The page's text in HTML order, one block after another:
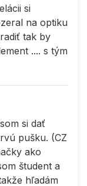
si
na optiku
tak by
.... s tým
si dať
pušku. (CZ
ako
študent a
hľadám